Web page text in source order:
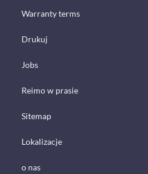
Warranty terms
Drukuj
Jobs
Reimo w prasie
Sitemap
Lokalizacje
o nas